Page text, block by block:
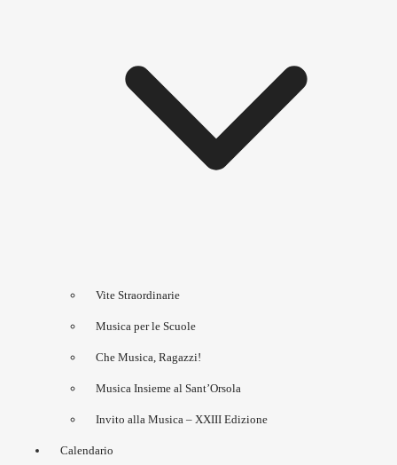
Vite Straordinarie
Musica per le Scuole
Che Musica, Ragazzi!
Musica Insieme al Sant’Orsola
Invito alla Musica – XXIII Edizione
Calendario